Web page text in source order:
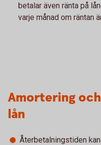
betalar även ränta på
varje månad om räntan
Amortering
lån
Återbetalningstiden